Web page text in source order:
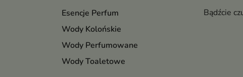
Esencje Perfum
Wody Kolońskie
Wody Perfumowane
Wody Toaletowe
Bądźcie